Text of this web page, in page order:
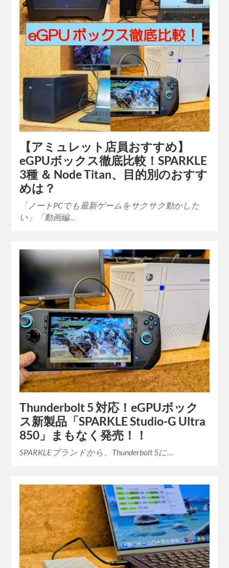
【アミュレット店員おすすめ】
eGPUボックス徹底比較！SPARKLE
3種 ＆ Node Titan、目的別のおすす
めは？
「ノートPCでも最新ゲームをサクサク動かした
い」「動画編…
Thunderbolt 5 対応！eGPUボック
ス新製品「SPARKLE Studio-G Ultra
850」まもなく発売！！
SPARKLEブランドから、Thunderbolt 5に…